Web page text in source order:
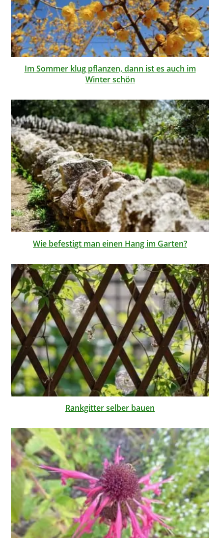
Im Sommer klug pflanzen, dann ist es auch im
Winter schön
Wie befestigt man einen Hang im Garten?
Rankgitter selber bauen